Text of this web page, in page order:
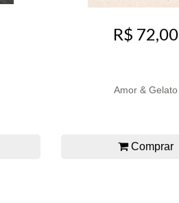
R$ 72,00
Amor & Gelato
Comprar